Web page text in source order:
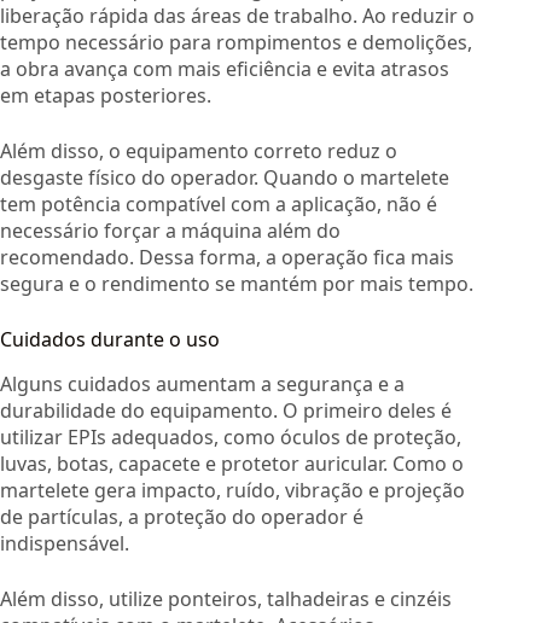
liberação rápida das áreas de trabalho. Ao reduzir o
tempo necessário para rompimentos e demolições,
a obra avança com mais eficiência e evita atrasos
em etapas posteriores.
Além disso, o equipamento correto reduz o
desgaste físico do operador. Quando o martelete
tem potência compatível com a aplicação, não é
necessário forçar a máquina além do
recomendado. Dessa forma, a operação fica mais
segura e o rendimento se mantém por mais tempo.
Cuidados durante o uso
Alguns cuidados aumentam a segurança e a
durabilidade do equipamento. O primeiro deles é
utilizar EPIs adequados, como óculos de proteção,
luvas, botas, capacete e protetor auricular. Como o
martelete gera impacto, ruído, vibração e projeção
de partículas, a proteção do operador é
indispensável.
Além disso, utilize ponteiros, talhadeiras e cinzéis